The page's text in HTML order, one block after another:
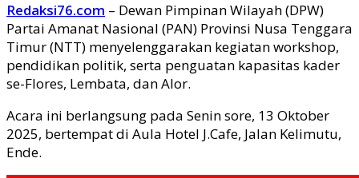
Redaksi76.com – Dewan Pimpinan Wilayah (DPW)
Partai Amanat Nasional (PAN) Provinsi Nusa Tenggara
Timur (NTT) menyelenggarakan kegiatan workshop,
pendidikan politik, serta penguatan kapasitas kader
se-Flores, Lembata, dan Alor.
Acara ini berlangsung pada Senin sore, 13 Oktober
2025, bertempat di Aula Hotel J.Cafe, Jalan Kelimutu,
Ende.